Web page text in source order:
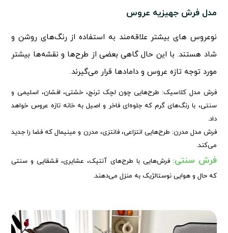
مدل فرش جهیزیه عروس
نوعروس های بیشتر علاقه‌مند به استفاده از رنگ‌های روشن و
شاد هستند. با این حال گاهی بعضی از طرح‌ها و نقشه‌ها بیشتر
مورد توجه تازه عروس و دامادها قرار می‌گیرند.
فرش مدل کلاسیک: طرح‌هایی چون لچک ترنج، خشتی، افشان، اسلیمی و
سنتی، با رنگ‌های گرم که جلوه‌ای فاخر و اصیل به خانه تازه عروس خواهد
داد.
فرش مدل مدرن: طرح‌هایی انتزاعی، فانتزی، مدرن و مینیمال که فضا را جدید
می‌کند.
فرش سنتی: فرش‌هایی با طرح‌های آنتیک، عشایری، قشقایی و سنتی
که حال و هوایی نوستالژیک به منزل می‌دهند.